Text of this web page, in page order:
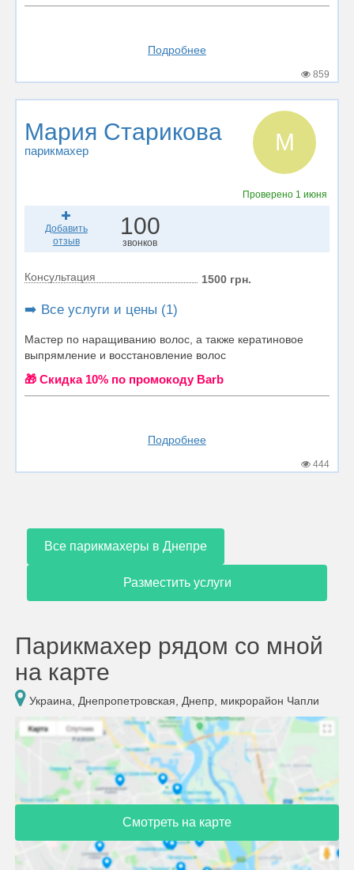
Подробнее
859
Мария Старикова
парикмахер М
Проверено 1 июня
Добавить
отзыв
100
звонков
Консультация 1500 грн.
➡️ Все услуги и цены (1)
Мастер по наращиванию волос, а также кератиновое
выпрямление и восстановление волос
🎁 Cкидка 10% по промокоду Barb
Подробнее
444
Все парикмахеры в Днепре
Разместить услуги
Парикмахер рядом со мной
на карте
Украина, Днепропетровская, Днепр, микрорайон Чапли
Смотреть на карте